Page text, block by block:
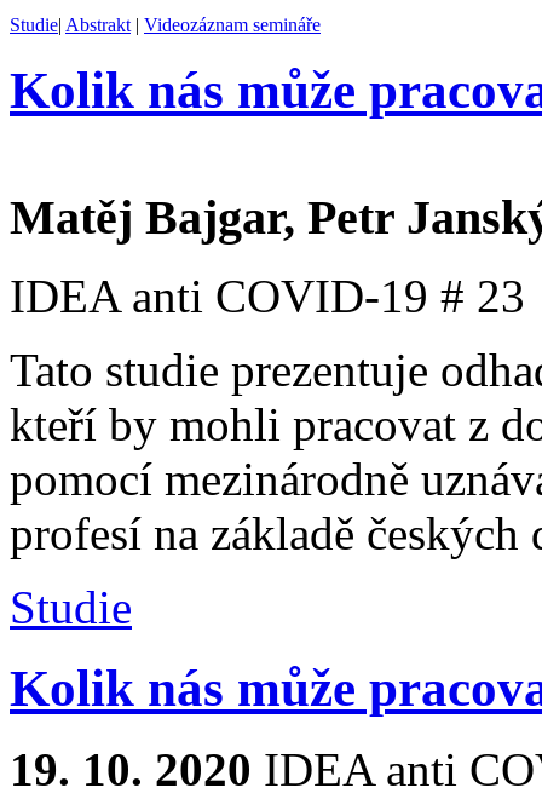
Studie Abstrakt| Videozáznam semináře
Kolik nás může
Matěj Bajgar, Petr
IDEA anti COVID-19 # 23
Tato studie prezentuje
kteří by mohli pracovat z
pomocí mezinárodně
profesí na základě českých
Studie
Kolik nás může
19. 10. 2020 IDEA anti